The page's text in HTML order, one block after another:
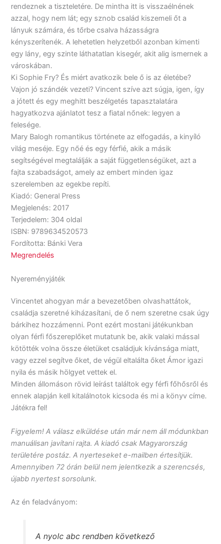
rendeznek a tiszteletére. De mintha itt is visszaélnének
azzal, hogy nem lát; egy sznob család kiszemeli őt a
lányuk számára, és tőrbe csalva házasságra
kényszerítenék. A lehetetlen helyzetből azonban kimenti
egy lány, egy szinte láthatatlan kisegér, akit alig ismernek a
városkában.
Ki Sophie Fry? És miért avatkozik bele ő is az életébe?
Vajon jó szándék vezeti? Vincent szíve azt súgja, igen, így
a jótett és egy meghitt beszélgetés tapasztalatára
hagyatkozva ajánlatot tesz a fiatal nőnek: legyen a
felesége.
Mary Balogh romantikus története az elfogadás, a kinyíló
világ meséje. Egy nőé és egy férfié, akik a másik
segítségével megtalálják a saját függetlenségüket, azt a
fajta szabadságot, amely az embert minden igaz
szerelemben az egekbe repíti.
Kiadó: General Press
Megjelenés: 2017
Terjedelem: 304 oldal
ISBN: 9789634520573
Fordította: Bánki Vera
Megrendelés
Nyereményjáték
Vincentet ahogyan már a bevezetőben olvashattátok,
családja szeretné kiházasítani, de ő nem szeretne csak úgy
bárkihez hozzámenni. Pont ezért mostani játékunkban
olyan férfi főszereplőket mutatunk be, akik valaki mással
kötötték volna össze életüket családjuk kívánsága miatt,
vagy ezzel segítve őket, de végül eltalálta őket Ámor igazi
nyila és másik hölgyet vettek el.
Minden állomáson rövid leírást találtok egy férfi főhősről és
ennek alapján kell kitalálnotok kicsoda és mi a könyv címe.
Játékra fel!
Figyelem! A válasz elküldése után már nem áll módunkban
manuálisan javítani rajta. A kiadó csak Magyarország
területére postáz. A nyerteseket e-mailben értesítjük.
Amennyiben 72 órán belül nem jelentkezik a szerencsés,
újabb nyertest sorsolunk.
Az én feladványom:
A nyolc abc rendben következő